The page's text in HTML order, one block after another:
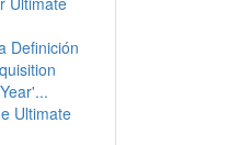
Definición
Ultimate